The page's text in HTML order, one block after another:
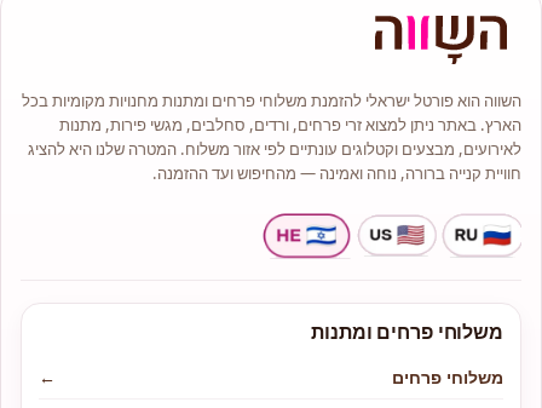
השווה הוא פורטל ישראלי להזמנת משלוחי פרחים ומתנות מחנויות מקומיות בכל
הארץ. באתר ניתן למצוא זרי פרחים, ורדים, סחלבים, מגשי פירות, מתנות
לאירועים, מבצעים וקטלוגים עונתיים לפי אזור משלוח. המטרה שלנו היא להציג
חוויית קנייה ברורה, נוחה ואמינה — מהחיפוש ועד ההזמנה.
משלוחי פרחים ומתנות
משלוחי פרחים
←